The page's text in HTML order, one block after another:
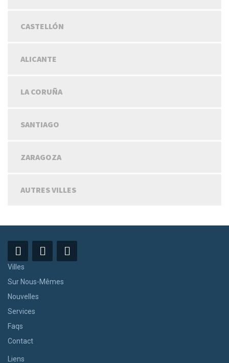
CASTELLÓN
ALICANTE
LA CORUÑA
SANTIAGO
ZARAGOZA
AUTRES VILLES
Villes
Sur Nous-Mêmes
Nouvelles
Services
Faqs
Contact
Liens